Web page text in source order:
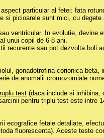
particular al fetei: fata
picioarele sunt mici, cu
ventricular. In evolutie, devine
unui copil de 6-8 ani.
sau pot dezvolta boli
gonadotrofina corionica
de anomalii cromozomiale
test (daca include si inhibina,
pentru triplu test este intre
fetale detaliate,
fluorescenta). Aceste teste